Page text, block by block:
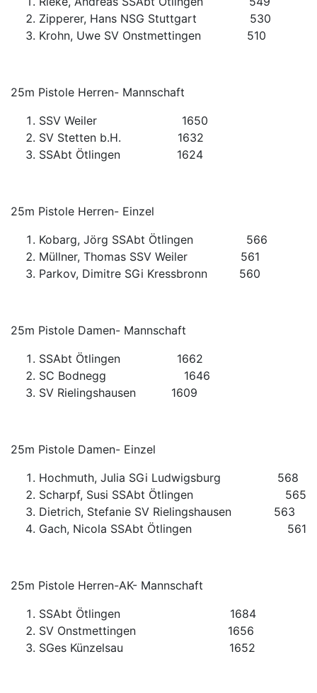
Zipperer, Hans NSG Stuttgart 530
Krohn, Uwe SV Onstmettingen 510
25m Pistole Herren- Mannschaft
SSV Weiler 1650
SV Stetten b.H. 1632
SSAbt Ötlingen 1624
25m Pistole Herren- Einzel
Kobarg, Jörg SSAbt Ötlingen 566
Müllner, Thomas SSV Weiler 561
Parkov, Dimitre SGi Kressbronn 560
25m Pistole Damen- Mannschaft
SSAbt Ötlingen 1662
SC Bodnegg 1646
SV Rielingshausen 1609
25m Pistole Damen- Einzel
Hochmuth, Julia SGi Ludwigsburg 568
Scharpf, Susi SSAbt Ötlingen 565
Dietrich, Stefanie SV Rielingshausen 563
Gach, Nicola SSAbt Ötlingen 561
25m Pistole Herren-AK- Mannschaft
SSAbt Ötlingen 1684
SV Onstmettingen 1656
SGes Künzelsau 1652